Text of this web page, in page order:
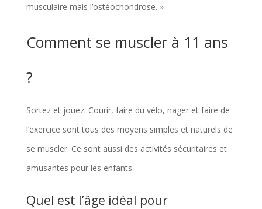
musculaire mais l’ostéochondrose. »
Comment se muscler à 11 ans
?
Sortez et jouez. Courir, faire du vélo, nager et faire de
l’exercice sont tous des moyens simples et naturels de
se muscler. Ce sont aussi des activités sécuritaires et
amusantes pour les enfants.
Quel est l’âge idéal pour